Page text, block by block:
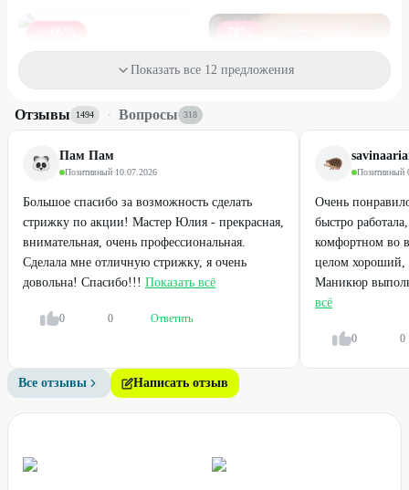
тонирование и
декапирование волос
Легенда
Лазерное омоложение и
лечение акне на аппарате
ДО42%
Показать все 12 предложения
Отзывы 1494 · Вопросы 318
Пам Пам
Позитивный·10.07.2026
Большое спасибо за возможность сделать
стрижку по акции! Мастер Юлия - прекрасная,
внимательная, очень профессиональная.
Сделала мне отличную стрижку, я очень
довольна! Спасибо!!! Показать всё
0 0 Ответить
Позитивный·
Очень
быстро
комфортном во
целом хороший,
Маникюр
всё
0 0
Все отзывы Написать отзыв